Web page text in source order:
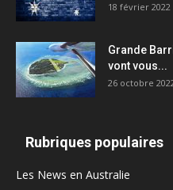
18 février 2022
Grande
vont vous...
26 octobre
Rubriques populaires
Les News en Australie